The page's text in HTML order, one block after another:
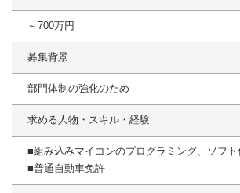
～700万円
募集背景
部門体制の強化のため
求める人物・スキル・経験
■組み込みマイコンのプログラミング、ソフ
■普通自動車免許